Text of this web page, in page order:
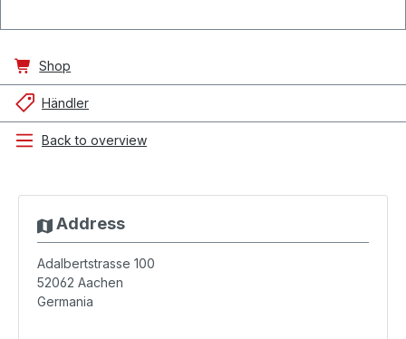
Shop
Händler
Back to overview
Address
Adalbertstrasse 100
52062 Aachen
Germania